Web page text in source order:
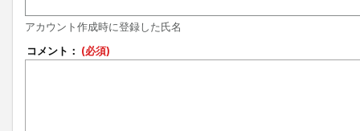
アカウント作成時に登録した氏名
コメント： (必須)